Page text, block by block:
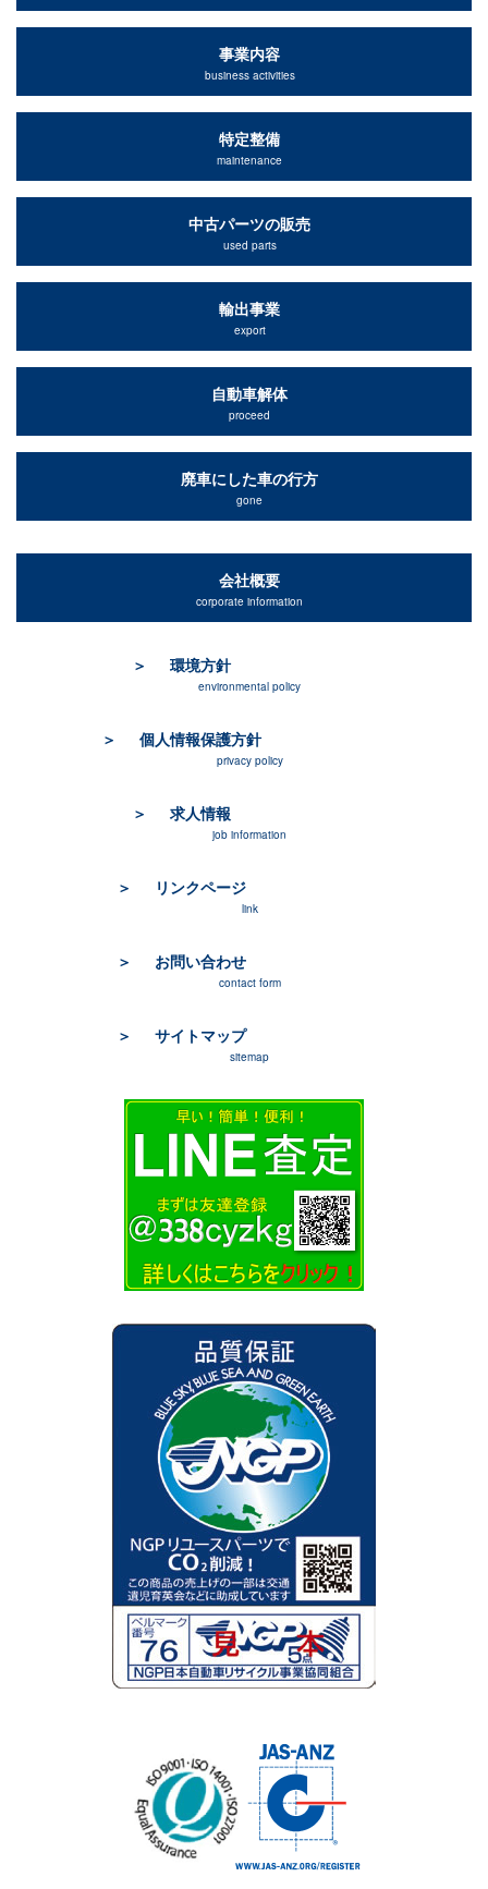
事業内容
business activities
特定整備
maintenance
中古パーツの販売
used parts
輸出事業
export
自動車解体
proceed
廃車にした車の行方
gone
会社概要
corporate information
環境方針
environmental policy
個人情報保護方針
privacy policy
求人情報
job information
リンクページ
link
お問い合わせ
contact form
サイトマップ
sitemap